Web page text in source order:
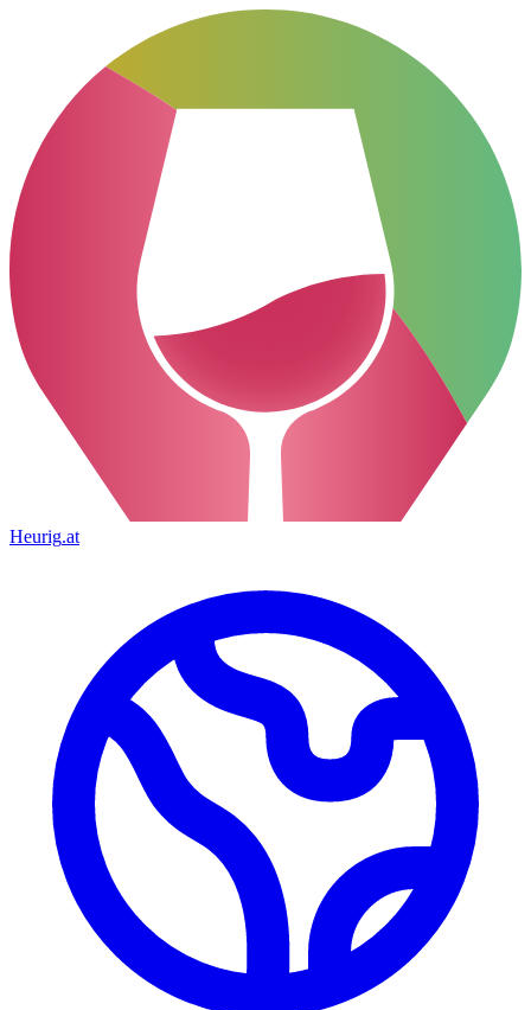
Heurig.at